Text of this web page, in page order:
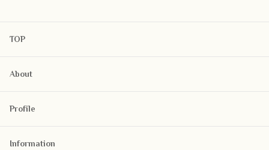
TOP
About
Profile
Information